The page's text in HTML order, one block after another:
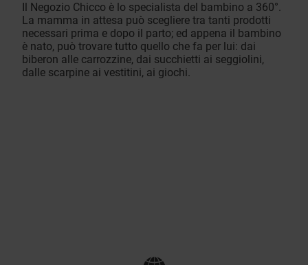
Il Negozio Chicco è lo specialista del bambino a 360°.
La mamma in attesa può scegliere tra tanti prodotti
necessari prima e dopo il parto; ed appena il bambino
è nato, può trovare tutto quello che fa per lui: dai
biberon alle carrozzine, dai succhietti ai seggiolini,
dalle scarpine ai vestitini, ai giochi.